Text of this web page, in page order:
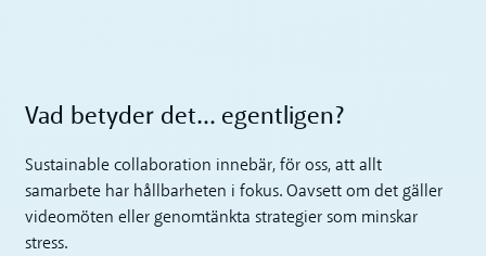
Vad betyder det… egentligen?
Sustainable collaboration innebär, för oss, att allt
samarbete har hållbarheten i fokus. Oavsett om det gäller
videomöten eller genomtänkta strategier som minskar
stress.